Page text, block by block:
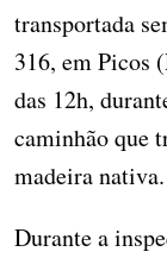
transportada
316, em Picos
das 12h,
caminhão que
madeira nativa.
Durante a